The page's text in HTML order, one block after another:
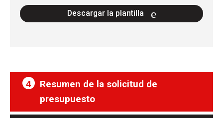
Descargar la plantilla
4
Resumen de la solicitud de
presupuesto